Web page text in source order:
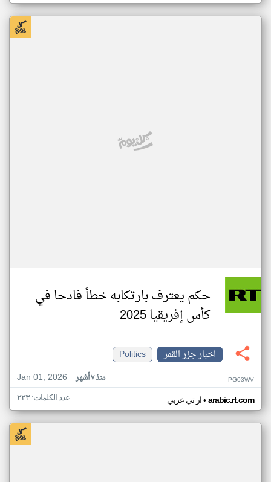
حكم يعترف بارتكابه خطأ فادحا في
كأس إفريقيا 2025
اخبار جزر القمر
Politics
Jan 01, 2026
منذ ٧ أشهر PG03WV
ار تي عربي• arabic.rt.com عدد الكلمات: ٢٢٣